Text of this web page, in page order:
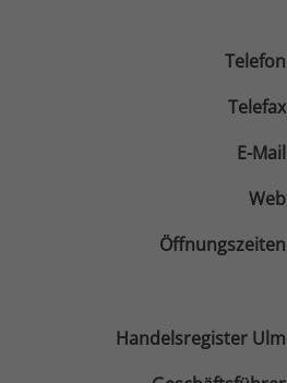
Telefon
Telefax
E-Mail
Web
Öffnungszeiten
Handelsregister Ulm